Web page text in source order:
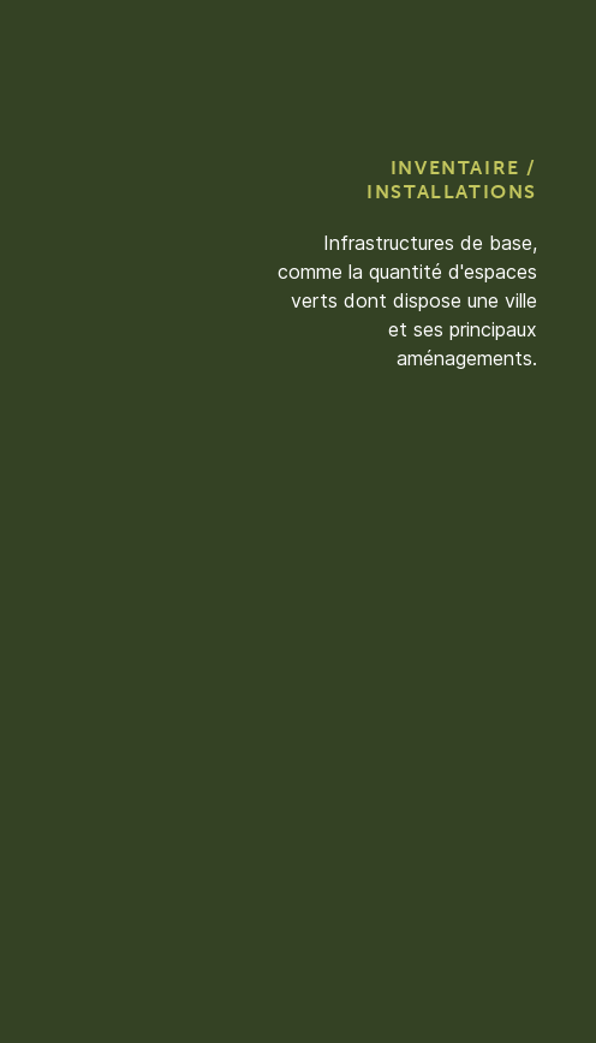
INVENTAIRE /
INSTALLATIONS
Infrastructures de base,
comme la quantité d'espaces
verts dont dispose une ville
et ses principaux
aménagements.